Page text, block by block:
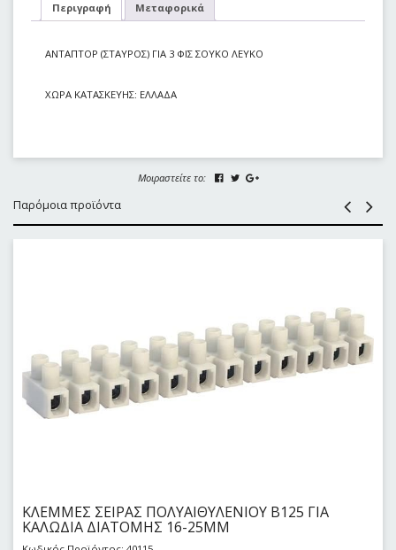
Περιγραφή Μεταφορικά
ΑΝΤΑΠΤΟΡ (ΣΤΑΥΡΟΣ) ΓΙΑ 3 ΦΙΣ ΣΟΥΚΟ ΛΕΥΚΟ
ΧΩΡΑ ΚΑΤΑΣΚΕΥΗΣ: ΕΛΛΑΔΑ
Μοιραστείτε το:
Παρόμοια προϊόντα
ΚΛΕΜΜΕΣ ΣΕΙΡΑΣ ΠΟΛΥΑΙΘΥΛΕΝΙΟΥ Β125 ΓΙΑ
ΚΑΛΩΔΙΑ ΔΙΑΤΟΜΗΣ 16-25MM